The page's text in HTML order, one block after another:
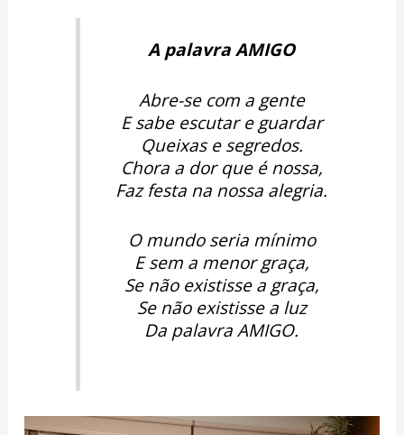
A palavra AMIGO
Abre-se com a gente
E sabe escutar e guardar
Queixas e segredos.
Chora a dor que é nossa,
Faz festa na nossa alegria.
O mundo seria mínimo
E sem a menor graça,
Se não existisse a graça,
Se não existisse a luz
Da palavra AMIGO.